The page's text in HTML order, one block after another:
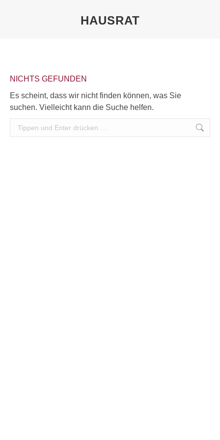
HAUSRAT
NICHTS GEFUNDEN
Es scheint, dass wir nicht finden können, was Sie
suchen. Vielleicht kann die Suche helfen.
Search: